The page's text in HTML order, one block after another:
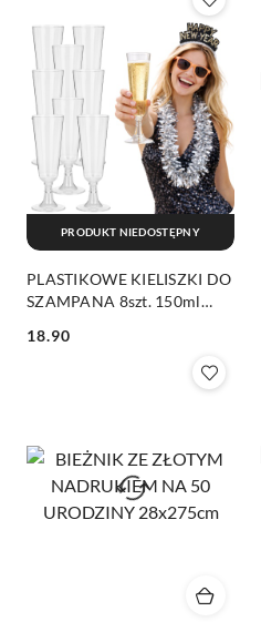
PLASTIKOWE KIELISZKI DO
SZAMPANA 8szt. 150ml
Cena:
18.90
PRODUKT NIEDOSTĘPNY